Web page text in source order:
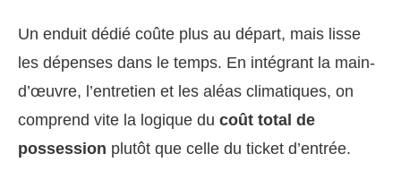
Un enduit dédié coûte plus au départ, mais lisse
les dépenses dans le temps. En intégrant la main-
d’œuvre, l’entretien et les aléas climatiques, on
comprend vite la logique du coût total de
possession plutôt que celle du ticket d’entrée.